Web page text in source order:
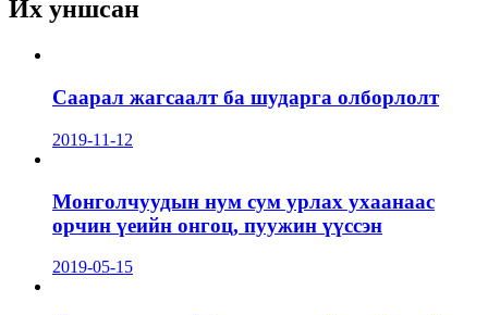
Их уншсан
Саарал жагсаалт ба шударга олборлолт
2019-11-12
Монголчуудын нум сум урлах ухаанаас
орчин үеийн онгоц, пуужин үүссэн
2019-05-15